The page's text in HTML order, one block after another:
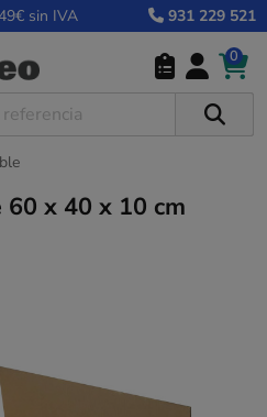
sin IVA 931 229 521
0
x 40 x 10 cm